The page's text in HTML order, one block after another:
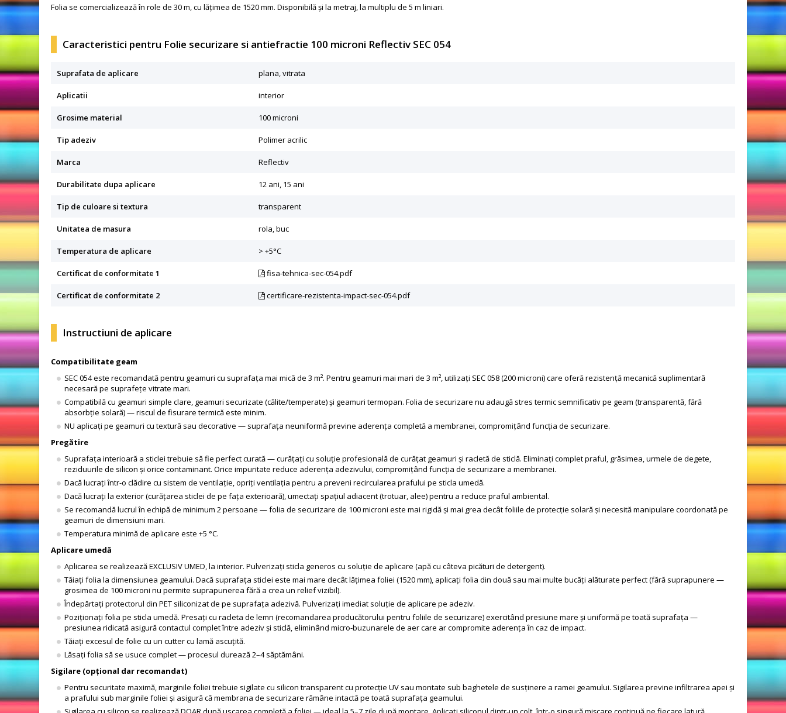
Folia se comercializează în role de 30 m, cu lățimea de 1520 mm. Disponibilă și la metraj, la multiplu de 5 m liniari.
Caracteristici pentru Folie securizare si antiefractie 100 microni Reflectiv SEC 054
Suprafata de aplicare plana, vitrata
Aplicatii interior
Grosime material 100 microni
Tip adeziv Polimer acrilic
Marca Reflectiv
Durabilitate dupa aplicare 12 ani, 15 ani
Tip de culoare si textura transparent
Unitatea de masura rola, buc
Temperatura de aplicare > +5°C
Certificat de conformitate 1 fisa-tehnica-sec-054.pdf
Certificat de conformitate 2 certificare-rezistenta-impact-sec-054.pdf
Instructiuni de aplicare
Compatibilitate geam
SEC 054 este recomandată pentru geamuri cu suprafața mai mică de 3 m². Pentru geamuri mai mari de 3 m², utilizați SEC 058 (200 microni) care oferă rezistență mecanică suplimentară
necesară pe suprafețe vitrate mari.
Compatibilă cu geamuri simple clare, geamuri securizate (călite/temperate) și geamuri termopan. Folia de securizare nu adaugă stres termic semnificativ pe geam (transparentă, fără
absorbție solară) — riscul de fisurare termică este minim.
NU aplicați pe geamuri cu textură sau decorative — suprafața neuniformă previne aderența completă a membranei, compromițând funcția de securizare.
Pregătire
Suprafața interioară a sticlei trebuie să fie perfect curată — curățați cu soluție profesională de curățat geamuri și racletă de sticlă. Eliminați complet praful, grăsimea, urmele de degete,
reziduurile de silicon și orice contaminant. Orice impuritate reduce aderența adezivului, compromițând funcția de securizare a membranei.
Dacă lucrați într-o clădire cu sistem de ventilație, opriți ventilația pentru a preveni recircularea prafului pe sticla umedă.
Dacă lucrați la exterior (curățarea sticlei de pe fața exterioară), umectați spațiul adiacent (trotuar, alee) pentru a reduce praful ambiental.
Se recomandă lucrul în echipă de minimum 2 persoane — folia de securizare de 100 microni este mai rigidă și mai grea decât foliile de protecție solară și necesită manipulare coordonată pe
geamuri de dimensiuni mari.
Temperatura minimă de aplicare este +5 °C.
Aplicare umedă
Aplicarea se realizează EXCLUSIV UMED, la interior. Pulverizați sticla generos cu soluție de aplicare (apă cu câteva picături de detergent).
Tăiați folia la dimensiunea geamului. Dacă suprafața sticlei este mai mare decât lățimea foliei (1520 mm), aplicați folia din două sau mai multe bucăți alăturate perfect (fără suprapunere —
grosimea de 100 microni nu permite suprapunerea fără a crea un relief vizibil).
Îndepărtați protectorul din PET siliconizat de pe suprafața adezivă. Pulverizați imediat soluție de aplicare pe adeziv.
Poziționați folia pe sticla umedă. Presați cu racleta de lemn (recomandarea producătorului pentru foliile de securizare) exercitând presiune mare și uniformă pe toată suprafața —
presiunea ridicată asigură contactul complet între adeziv și sticlă, eliminând micro-buzunarele de aer care ar compromite aderența în caz de impact.
Tăiați excesul de folie cu un cutter cu lamă ascuțită.
Lăsați folia să se usuce complet — procesul durează 2–4 săptămâni.
Sigilare (opțional dar recomandat)
Pentru securitate maximă, marginile foliei trebuie sigilate cu silicon transparent cu protecție UV sau montate sub baghetele de susținere a ramei geamului. Sigilarea previne infiltrarea apei și
a prafului sub marginile foliei și asigură că membrana de securizare rămâne intactă pe toată suprafața geamului.